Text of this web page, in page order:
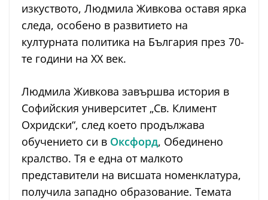
изкуството, Людмила Живкова оставя ярка
следа, особено в развитието на
културната политика на България през 70-
те години на XX век.
Людмила Живкова завършва история в
Софийския университет „Св. Климент
Охридски“, след което продължава
обучението си в Оксфорд, Обединено
кралство. Тя е една от малкото
представители на висшата номенклатура,
получила западно образование. Темата